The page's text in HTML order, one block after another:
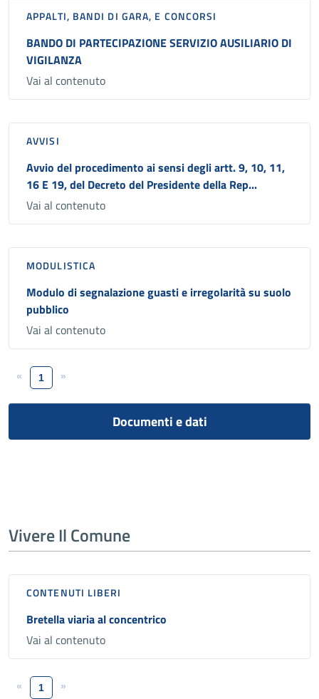
APPALTI, BANDI DI GARA, E CONCORSI
BANDO DI PARTECIPAZIONE SERVIZIO AUSILIARIO DI
VIGILANZA
Vai al contenuto
AVVISI
Avvio del procedimento ai sensi degli artt. 9, 10, 11,
16 E 19, del Decreto del Presidente della Rep...
Vai al contenuto
MODULISTICA
Modulo di segnalazione guasti e irregolarità su suolo
pubblico
Vai al contenuto
« 1 »
Documenti e dati
Vivere Il Comune
CONTENUTI LIBERI
Bretella viaria al concentrico
Vai al contenuto
« 1 »